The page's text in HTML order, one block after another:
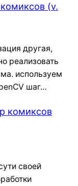
(v.
другая,
реализовать
используем
шаг…
комиксов
своей